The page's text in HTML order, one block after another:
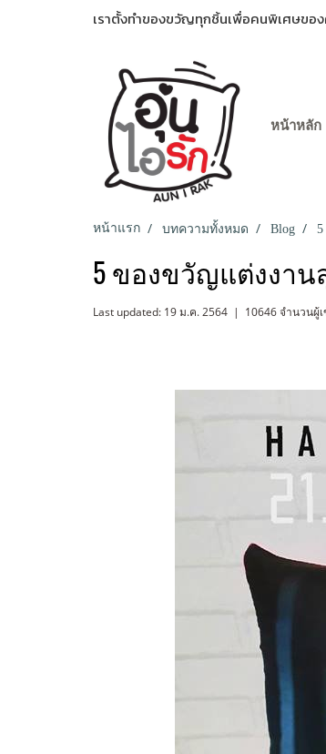
เราตั้งทำของขวัญทุกชิ้นเพื่อคนพิเศษขอ
หน้าหลัก
หน้าแรก บทความทั้งหมด Blog
5 ของขวัญแต่งงา
Last updated: 19 ม.ค. 2564 | 10646 จำนวนผู้